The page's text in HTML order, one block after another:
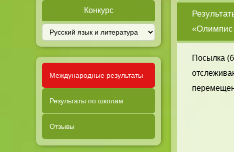
Конкурс
Международные результаты
Результаты по школам
Отзывы
«Олимпис
Посылка